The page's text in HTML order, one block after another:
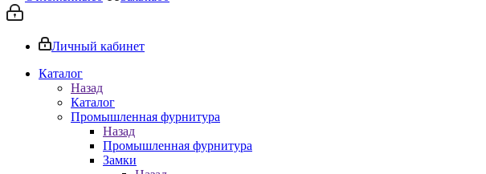
Личный кабинет
Каталог
Назад
Каталог
Промышленная фурнитура
Назад
Промышленная фурнитура
Замки